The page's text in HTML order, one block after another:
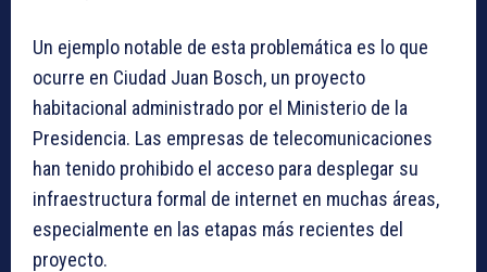
Un ejemplo notable de esta problemática es lo que
ocurre en Ciudad Juan Bosch, un proyecto
habitacional administrado por el Ministerio de la
Presidencia. Las empresas de telecomunicaciones
han tenido prohibido el acceso para desplegar su
infraestructura formal de internet en muchas áreas,
especialmente en las etapas más recientes del
proyecto.